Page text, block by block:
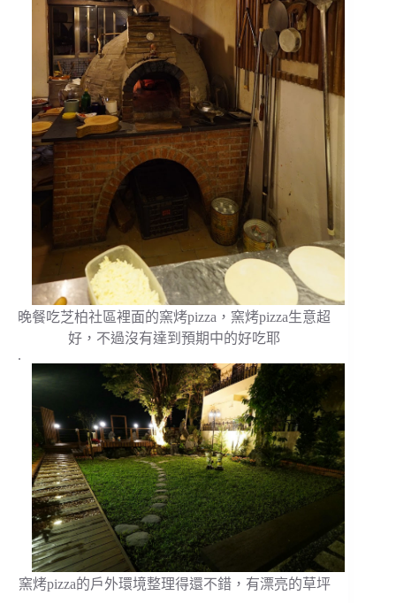
晚餐吃芝柏社區裡面的窯烤pizza，窯烤pizza生意超
好，不過沒有達到預期中的好吃耶
.
窯烤pizza的戶外環境整理得還不錯，有漂亮的草坪